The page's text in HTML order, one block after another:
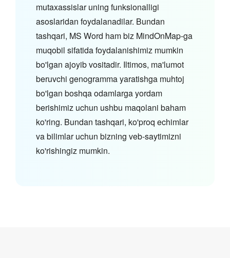
mutaxassislar uning funksionalligi
asoslaridan foydalanadilar. Bundan
tashqari, MS Word ham biz MindOnMap-ga
muqobil sifatida foydalanishimiz mumkin
bo'lgan ajoyib vositadir. Iltimos, ma'lumot
beruvchi genogramma yaratishga muhtoj
bo'lgan boshqa odamlarga yordam
berishimiz uchun ushbu maqolani baham
ko'ring. Bundan tashqari, ko'proq echimlar
va bilimlar uchun bizning veb-saytimizni
ko'rishingiz mumkin.